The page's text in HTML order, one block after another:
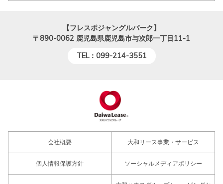
【フレスポジャングルパーク】
〒890-0062 鹿児島県鹿児島市与次郎一丁目11-1
TEL：099-214-3551
会社概要 大和リース事業・サービス
個人情報保護方針 ソーシャルメディアポリシー